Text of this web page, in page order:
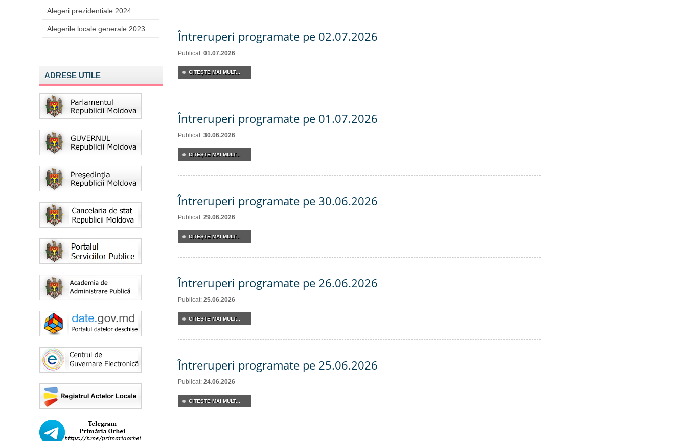
Alegeri prezidențiale 2024
Alegerile locale generale 2023
ADRESE UTILE
Întreruperi programate pe 02.07.2026
Publicat: 01.07.2026
CITEŞTE MAI MULT...
Întreruperi programate pe 01.07.2026
Publicat: 30.06.2026
CITEŞTE MAI MULT...
Întreruperi programate pe 30.06.2026
Publicat: 29.06.2026
CITEŞTE MAI MULT...
Întreruperi programate pe 26.06.2026
Publicat: 25.06.2026
CITEŞTE MAI MULT...
Întreruperi programate pe 25.06.2026
Publicat: 24.06.2026
CITEŞTE MAI MULT...